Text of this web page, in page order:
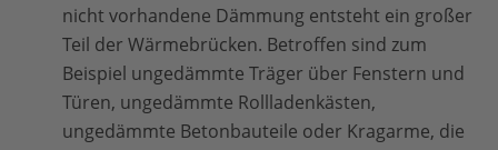
nicht vorhandene Dämmung entsteht ein großer
Teil der Wärmebrücken. Betroffen sind zum
Beispiel ungedämmte Träger über Fenstern und
Türen, ungedämmte Rollladenkästen,
ungedämmte Betonbauteile oder Kragarme, die